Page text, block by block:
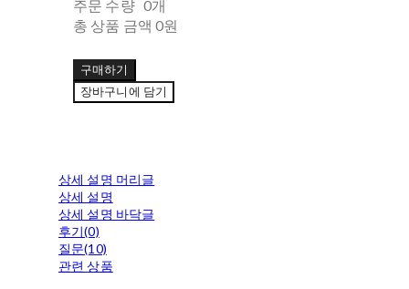
주문 수량 0개
총 상품 금액 0원
구매하기
장바구니에 담기
상세 설명 머리글
상세 설명
상세 설명 바닥글
후기(0)
질문(10)
관련 상품